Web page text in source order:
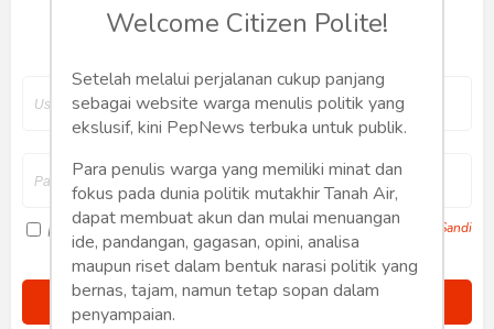
Politik
Hankam
Internasional
Bisnis
Hey, Welcome back.
Ingat saya Lupa Sandi
Welcome Citizen Polite!
Setelah melalui perjalanan cukup panjang
sebagai website warga menulis politik yang
ekslusif, kini PepNews terbuka untuk publik.
Para penulis warga yang memiliki minat dan
fokus pada dunia politik mutakhir Tanah Air,
dapat membuat akun dan mulai menuangan
ide, pandangan, gagasan, opini, analisa
maupun riset dalam bentuk narasi politik yang
bernas, tajam, namun tetap sopan dalam
penyampaian.